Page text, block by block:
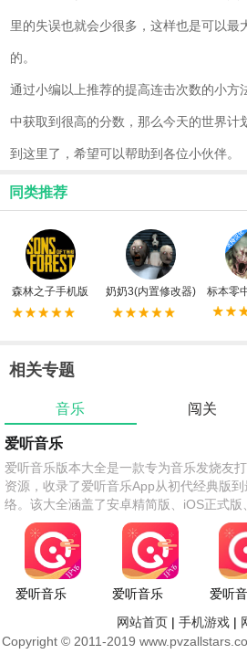
里的失误也就会少很多，这样也是可以最
的。
通过小编以上推荐的提高连击次数的小方
中获取到很高的分数，那么今天的世界计
到这里了，希望可以帮助到各位小伙伴。
同类推荐
森林之子手机版 奶奶3(内置修改器) 标本零
相关专题
音乐 闯关
爱听音乐
爱听音乐版本大全是一款专为音乐发烧友
资源，收录了爱听音乐App从初代经典版
络。该大全涵盖了安卓精简版、iOS正式版
Windows桌面版等全终端形态，同时聚合
版、复古界面版等深受用户喜爱的民间修
库与智能推荐为核心，支持QQ音乐、网易
入，提供无损音质、蝰蛇音效、3D环绕等
家集成了AI哼唱识别、睡眠定时、桌面歌
爱听音乐
爱听音乐
最新版
爱听
网站首页 | 手机游戏 |
Copyright © 2011-2019